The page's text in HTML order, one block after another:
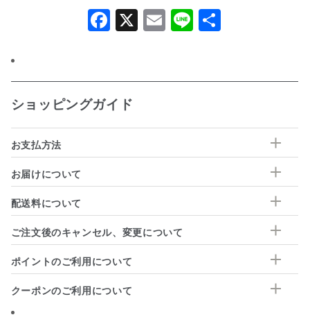
Facebook
X Email
Line
ショッピングガイド
お支払方法
お届けについて
配送料について
ご注文後のキャンセル、変更について
ポイントのご利用について
クーポンのご利用について